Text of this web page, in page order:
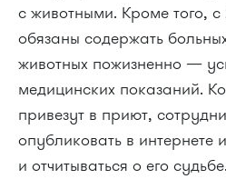
с животными. Кроме того,
обязаны содержать
животных пожизненно —
медицинских показаний.
привезут в приют,
опубликовать в
и отчитываться о его